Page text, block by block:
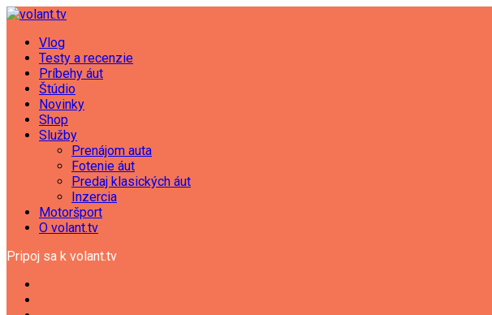
Vlog
Testy a recenzie
Príbehy áut
Štúdio
Novinky
Shop
Služby
Prenájom auta
Fotenie áut
Predaj klasických áut
Inzercia
Motoršport
O volant.tv
Pripoj sa k volant.tv